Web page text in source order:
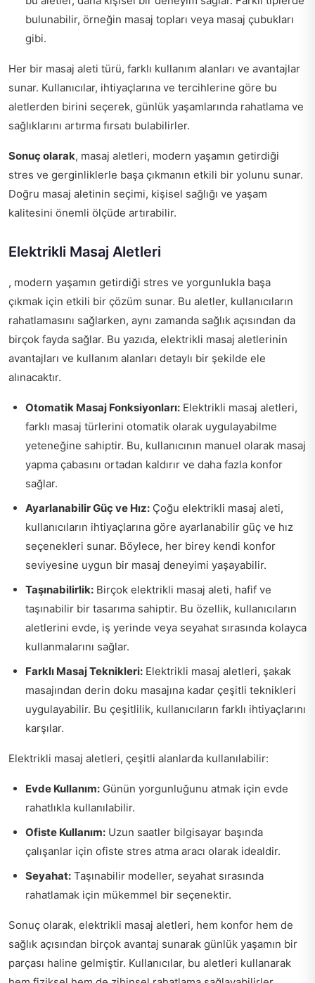
bulunabilir, örneğin masaj topları veya masaj çubukları
gibi.
Her bir masaj aleti türü, farklı kullanım alanları ve avantajlar
sunar. Kullanıcılar, ihtiyaçlarına ve tercihlerine göre bu
aletlerden birini seçerek, günlük yaşamlarında rahatlama ve
sağlıklarını artırma fırsatı bulabilirler.
Sonuç olarak, masaj aletleri, modern yaşamın getirdiği
stres ve gerginliklerle başa çıkmanın etkili bir yolunu sunar.
Doğru masaj aletinin seçimi, kişisel sağlığı ve yaşam
kalitesini önemli ölçüde artırabilir.
Elektrikli Masaj Aletleri
, modern yaşamın getirdiği stres ve yorgunlukla başa
çıkmak için etkili bir çözüm sunar. Bu aletler, kullanıcıların
rahatlamasını sağlarken, aynı zamanda sağlık açısından da
birçok fayda sağlar. Bu yazıda, elektrikli masaj aletlerinin
avantajları ve kullanım alanları detaylı bir şekilde ele
alınacaktır.
Otomatik Masaj Fonksiyonları: Elektrikli masaj aletleri,
farklı masaj türlerini otomatik olarak uygulayabilme
yeteneğine sahiptir. Bu, kullanıcının manuel olarak masaj
yapma çabasını ortadan kaldırır ve daha fazla konfor
sağlar.
Ayarlanabilir Güç ve Hız: Çoğu elektrikli masaj aleti,
kullanıcıların ihtiyaçlarına göre ayarlanabilir güç ve hız
seçenekleri sunar. Böylece, her birey kendi konfor
seviyesine uygun bir masaj deneyimi yaşayabilir.
Taşınabilirlik: Birçok elektrikli masaj aleti, hafif ve
taşınabilir bir tasarıma sahiptir. Bu özellik, kullanıcıların
aletlerini evde, iş yerinde veya seyahat sırasında kolayca
kullanmalarını sağlar.
Farklı Masaj Teknikleri: Elektrikli masaj aletleri, şakak
masajından derin doku masajına kadar çeşitli teknikleri
uygulayabilir. Bu çeşitlilik, kullanıcıların farklı ihtiyaçlarını
karşılar.
Elektrikli masaj aletleri, çeşitli alanlarda kullanılabilir:
Evde Kullanım: Günün yorgunluğunu atmak için evde
rahatlıkla kullanılabilir.
Ofiste Kullanım: Uzun saatler bilgisayar başında
çalışanlar için ofiste stres atma aracı olarak idealdir.
Seyahat: Taşınabilir modeller, seyahat sırasında
rahatlamak için mükemmel bir seçenektir.
Sonuç olarak, elektrikli masaj aletleri, hem konfor hem de
sağlık açısından birçok avantaj sunarak günlük yaşamın bir
parçası haline gelmiştir. Kullanıcılar, bu aletleri kullanarak